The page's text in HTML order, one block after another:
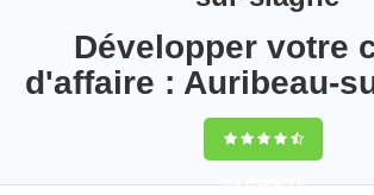
Développer votre
d'affaire : Auribeau-
9,5(100%)71